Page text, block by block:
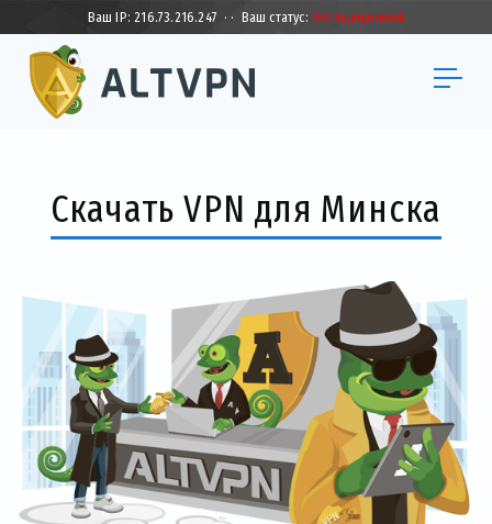
Ваш IP:216.73.216.247 · · Ваш статус:Незащищенный
Скачать VPN для Минска